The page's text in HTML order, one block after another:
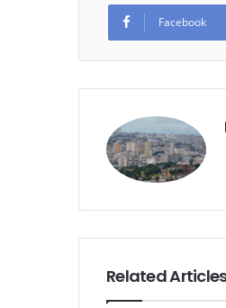
Facebook
Related